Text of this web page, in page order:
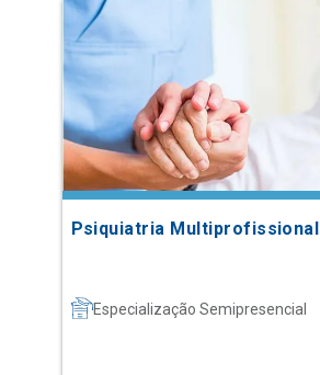
Psiquiatria Multiprofissional
Especialização Semipresencial